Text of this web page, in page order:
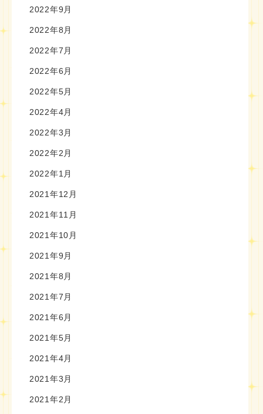
2022年9月
2022年8月
2022年7月
2022年6月
2022年5月
2022年4月
2022年3月
2022年2月
2022年1月
2021年12月
2021年11月
2021年10月
2021年9月
2021年8月
2021年7月
2021年6月
2021年5月
2021年4月
2021年3月
2021年2月